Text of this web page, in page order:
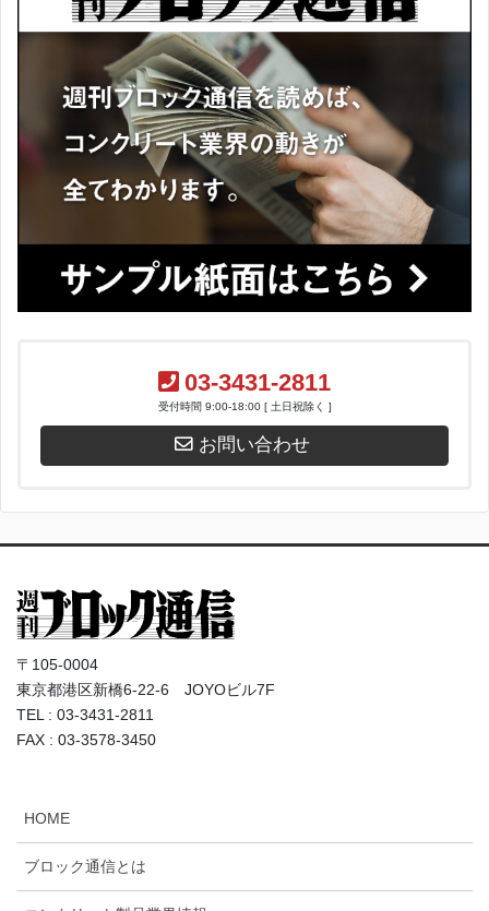
03-3431-2811
受付時間 9:00-18:00 [ 土日祝除く ]
お問い合わせ
〒105-0004
東京都港区新橋6-22-6 JOYOビル7F
TEL : 03-3431-2811
FAX : 03-3578-3450
HOME
ブロック通信とは